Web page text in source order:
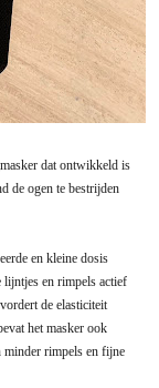
dat ontwikkeld is
de ogen te bestrijden
en kleine dosis
en rimpels actief
de elasticiteit
het masker ook
minder rimpels en fijne